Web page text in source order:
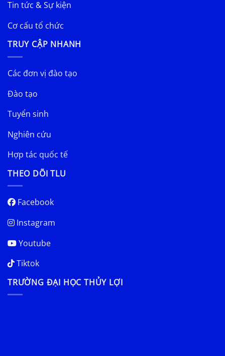
Tin tức & Sự kiện
Cơ cấu tổ chức
TRUY CẬP NHANH
Các đơn vị đào tạo
Đào tạo
Tuyển sinh
Nghiên cứu
Hợp tác quốc tế
THEO DÕI TLU
Facebook
Instagram
Youtube
Tiktok
TRƯỜNG ĐẠI HỌC THỦY LỢI